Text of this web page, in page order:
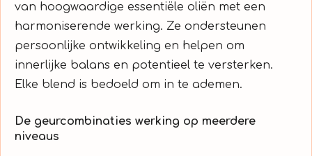
van hoogwaardige essentiële oliën met een
harmoniserende werking. Ze ondersteunen
persoonlijke ontwikkeling en helpen om
innerlijke balans en potentieel te versterken.
Elke blend is bedoeld om in te ademen.
De geurcombinaties werking op meerdere
niveaus